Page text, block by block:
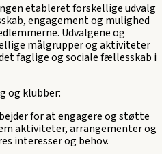
etableret forskellige udvalg
engagement og mulighed
Udvalgene og
målgrupper og aktiviteter
faglige og sociale fællesskab i
og klubber:
for at engagere og støtte
aktiviteter, arrangementer og
interesser og behov.